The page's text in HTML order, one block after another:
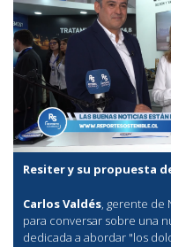
Resiter y su propuesta
Carlos Valdés, gerente de
para conversar sobre una
dedicada a abordar "los